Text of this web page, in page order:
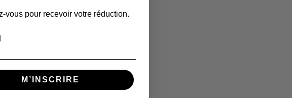
vous pour recevoir votre réduction.
M’INSCRIRE